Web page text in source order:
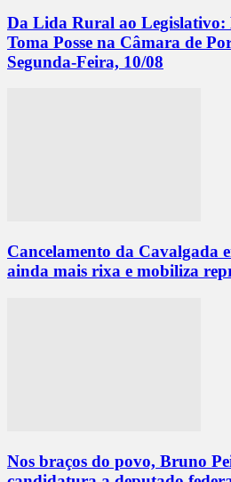
Da Lida Rural ao Legislativo:
Toma Posse na Câmara de
Segunda-Feira, 10/08
Cancelamento da Cavalgada
ainda mais rixa e mobiliza
Nos braços do povo, Bruno